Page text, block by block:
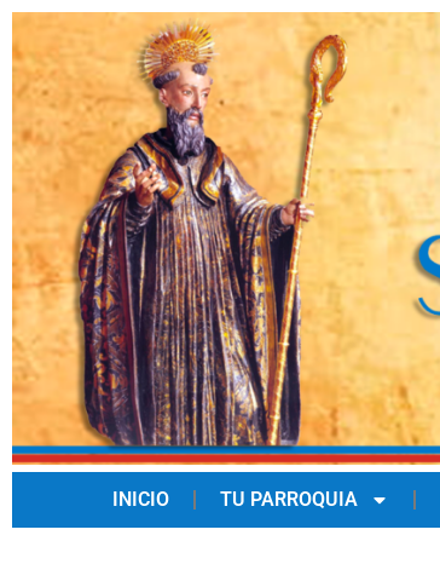
INICIO TU PARROQUIA